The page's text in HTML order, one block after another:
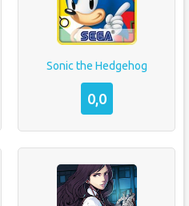
Sonic the Hedgehog
0,0